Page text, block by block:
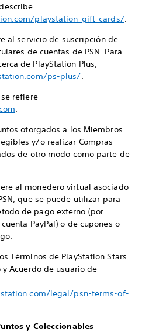
playstation-gift-cards/.
al servicio de suscripción de
de cuentas de PSN. Para
de PlayStation Plus,
ps-plus/.
se refiere
.
otorgados a los Miembros
y/o realizar Compras
de otro modo como parte de
al monedero virtual asociado
que se puede utilizar para
de pago externo (por
PayPal) o de cupones o
Términos de PlayStation Stars
Acuerdo de usuario de
legal/psn-terms-of-
y Coleccionables